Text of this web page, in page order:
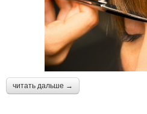
читать дальше →